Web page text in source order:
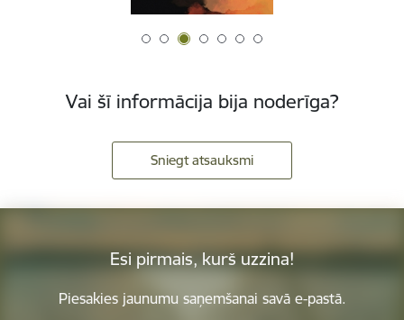
Vai šī informācija bija noderīga?
Sniegt atsauksmi
Esi pirmais, kurš uzzina!
Piesakies jaunumu saņemšanai savā e-pastā.